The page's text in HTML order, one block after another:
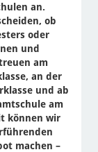
an.
ob
oder
und
am
an der
und ab
am
können wir
machen –